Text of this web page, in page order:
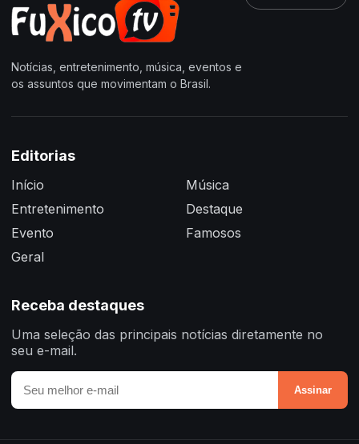
Notícias, entretenimento, música, eventos e
os assuntos que movimentam o Brasil.
Editorias
Início
Entretenimento
Evento
Geral
Música
Destaque
Famosos
Receba destaques
Uma seleção das principais notícias diretamente no
seu e-mail.
Assinar